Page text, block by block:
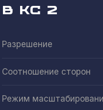
В КС 2
Разрешение
Соотношение сторон
Режим